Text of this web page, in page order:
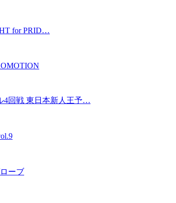
for PRID…
4回戦 東日本新人王予…
ーブ